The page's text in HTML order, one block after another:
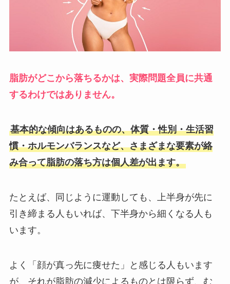
脂肪がどこから落ちるかは、実際問題全員に共通
するわけではありません。
基本的な傾向はあるものの、体質・性別・生活習
慣・ホルモンバランスなど、さまざまな要素が絡
み合って脂肪の落ち方は個人差が出ます。
たとえば、同じように運動しても、上半身が先に
引き締まる人もいれば、下半身から細くなる人も
います。
よく「顔が真っ先に痩せた」と感じる人もいます
が、それが脂肪の減少によるものとは限らず、む